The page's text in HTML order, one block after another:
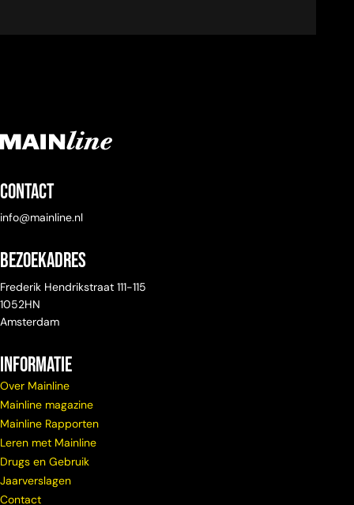
Contact
info@mainline.nl
Bezoekadres
Frederik Hendrikstraat 111-115
1052HN
Amsterdam
Informatie
Over Mainline
Mainline magazine
Mainline Rapporten
Leren met Mainline
Drugs en Gebruik
Jaarverslagen
Contact